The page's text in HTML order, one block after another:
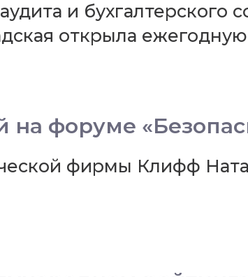
и бухгалтерского
открыла ежегодную
форуме
фирмы Клифф